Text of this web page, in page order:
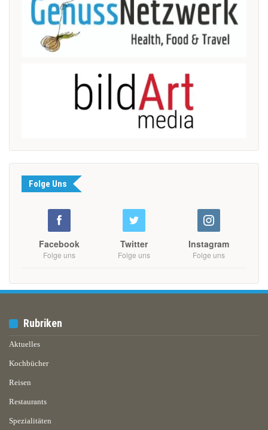
Folge Uns
Facebook
Folge uns
Twitter
Folge uns
Instagram
Folge uns
Rubriken
Aktuelles
Kochbücher
Reisen
Restaurants
Spezialitäten